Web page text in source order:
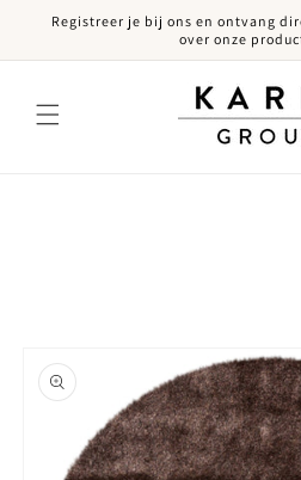
naar de content
Registreer je bij ons en ontvang
over onze